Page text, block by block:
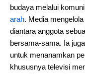
budaya melalui
arah. Media
diantara anggota
bersama-sama. Ia
untuk menanamkan
khususnya televisi